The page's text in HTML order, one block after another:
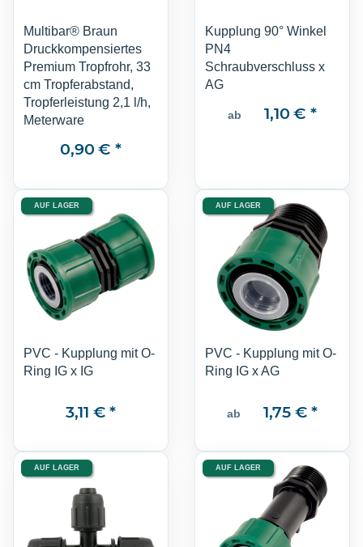
Multibar® Braun
Druckkompensiertes
Premium Tropfrohr, 33
cm Tropferabstand,
Tropferleistung 2,1 l/h,
Meterware
0,90 € *
Kupplung 90° Winkel
PN4
Schraubverschluss x
AG
ab 1,10 € *
AUF LAGER
PVC - Kupplung mit O-
Ring IG x IG
3,11 €*
AUF LAGER
PVC - Kupplung mit O-
Ring IG x AG
ab 1,75 €*
AUF LAGER AUF LAGER